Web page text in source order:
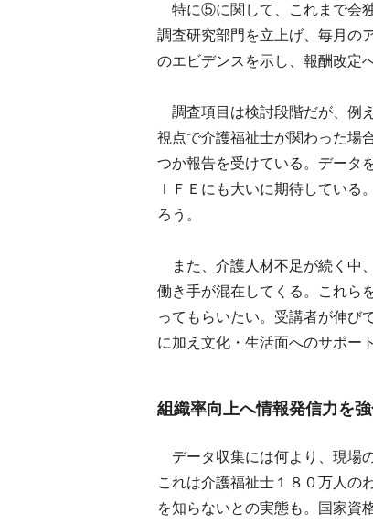
特に⑤に関して、これまで会
調査研究部門を立上げ、毎月の
のエビデンスを示し、報酬改定
調査項目は検討段階だが、例
視点で介護福祉士が関わった場
つか報告を受けている。データ
ＩＦＥにも大いに期待してい
ろう。
また、介護人材不足が続く中
働き手が混在してくる。これら
ってもらいたい。受講者が伸び
に加え文化・生活面へのサポー
組織率向上へ情報発信力を
データ収集には何より、現場
これは介護福祉士１８０万人の
を知らないとの実態も。国家資